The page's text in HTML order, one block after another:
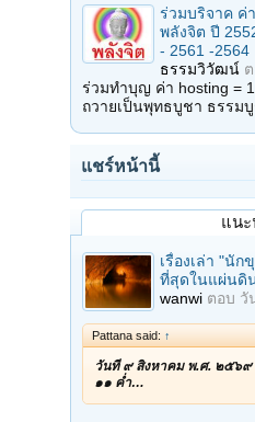
ร่วมบริจาค ค่
พลังจิต ปี
- 2561 -2564
ธรรมวิวัฒน์
ร่วมทำบุญ ค่า hosting =
ถวายเป็นพุทธบูชา ธรรม
แชร์หน้านี้
แนะ
เรื่องเล่า "นัก
ที่สุดในแผ่นดิ
wanwi ตอบ วั
Pattana said: ↑
วันที่ ๙ สิงหาคม พ.ศ. ๒๕๖๙
๑๑ ค่ำ…